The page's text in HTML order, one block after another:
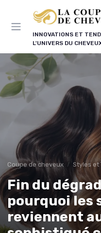
INNOVATIONS ET
L'UNIVERS DU
Coupe de cheveux Styles et
Fin du
pourquoi les
reviennent